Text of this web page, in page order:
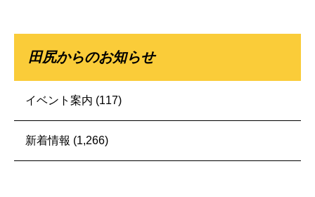
田尻からのお知らせ
イベント案内 (117)
新着情報 (1,266)